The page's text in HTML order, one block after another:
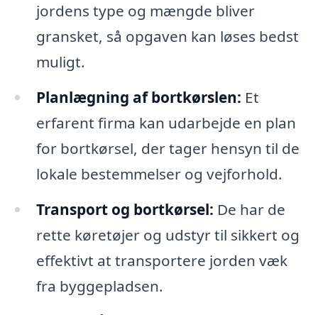
jordens type og mængde bliver
gransket, så opgaven kan løses bedst
muligt.
Planlægning af bortkørslen: Et
erfarent firma kan udarbejde en plan
for bortkørsel, der tager hensyn til de
lokale bestemmelser og vejforhold.
Transport og bortkørsel: De har de
rette køretøjer og udstyr til sikkert og
effektivt at transportere jorden væk
fra byggepladsen.